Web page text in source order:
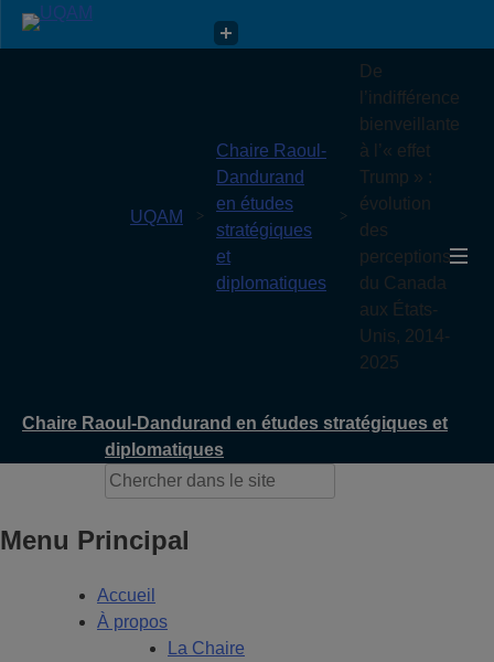
Chaire Raoul-Dandurand en études stratégiques et
UQAM
Chaire Raoul-
Dandurand
en études
stratégiques
et
diplomatiques
De
l’indifférence
bienveillante
à l’« effet
Trump » :
évolution
des
perceptions
du Canada
aux États-
Unis, 2014-
2025
Chaire Raoul-Dandurand en études stratégiques et
diplomatiques
Menu Principal
Accueil
À propos
La Chaire